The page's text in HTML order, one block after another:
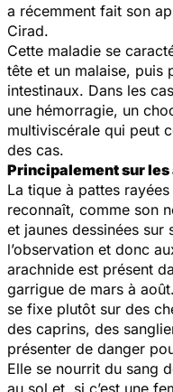
a récemment fait son
Cirad.
Cette maladie se
tête et un malaise, puis
intestinaux. Dans les
une hémorragie, un
multiviscérale qui peut
des cas.
Principalement sur les
La tique à pattes
reconnaît, comme son
et jaunes dessinées sur
l’observation et donc
arachnide est présent
garrigue de mars à
se fixe plutôt sur des
des caprins, des
présenter de danger
Elle se nourrit du sang
au sol et, si c’est une